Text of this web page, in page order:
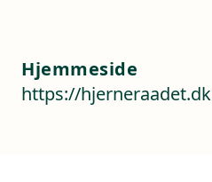
Hjemmeside
https://hjerneraadet.dk